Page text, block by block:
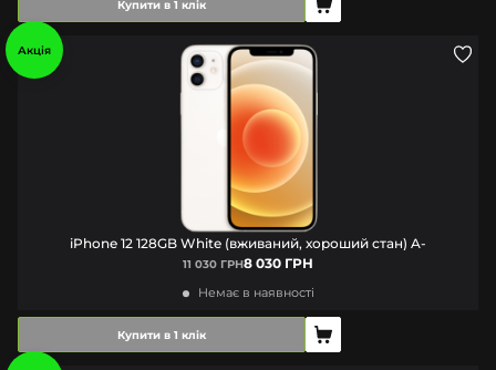
Купити в 1 клік
Акція
iPhone 12 128GB White (вживаний, хороший стан) A-
11 030 ГРН8 030 ГРН
Немає в наявності
Купити в 1 клік